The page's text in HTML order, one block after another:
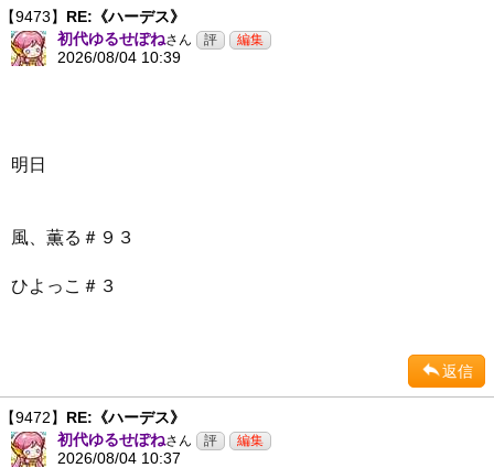
【9473】 RE:《ハーデス》
初代ゆるせぽねさん
2026/08/04 10:39
明日
風、薫る＃９３
ひよっこ＃３
返信
【9472】 RE:《ハーデス》
初代ゆるせぽねさん
2026/08/04 10:37